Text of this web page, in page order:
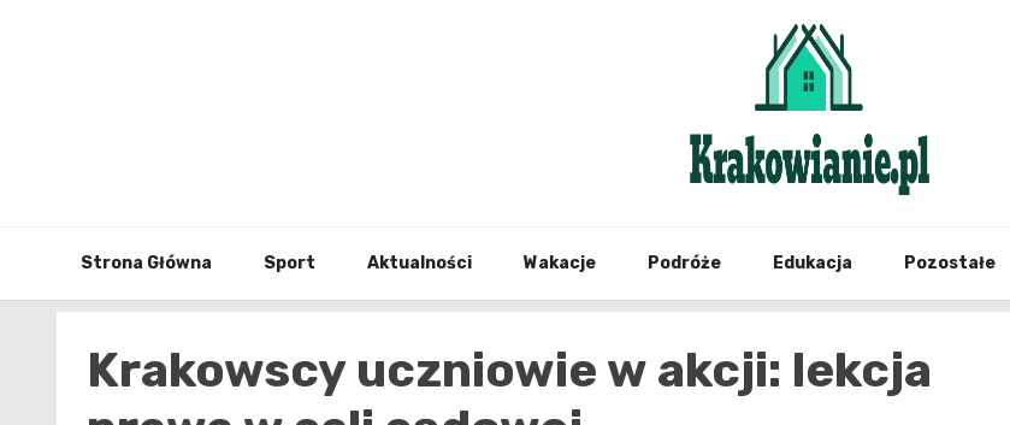
Strona Główna Sport Aktualności Wakacje Podróże Edukacja Pozostałe
Krakowscy uczniowie w akcji: lekcja